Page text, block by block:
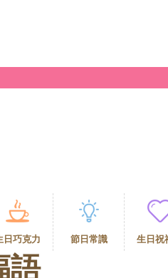
日巧克力 節日常識 生日祝
語